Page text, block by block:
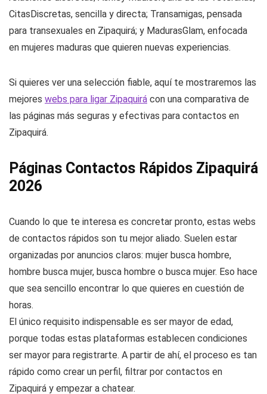
CitasDiscretas, sencilla y directa; Transamigas, pensada
para transexuales en Zipaquirá; y MadurasGlam, enfocada
en mujeres maduras que quieren nuevas experiencias.
Si quieres ver una selección fiable, aquí te mostraremos las
mejores webs para ligar Zipaquirá con una comparativa de
las páginas más seguras y efectivas para contactos en
Zipaquirá.
Páginas Contactos Rápidos Zipaquirá
2026
Cuando lo que te interesa es concretar pronto, estas webs
de contactos rápidos son tu mejor aliado. Suelen estar
organizadas por anuncios claros: mujer busca hombre,
hombre busca mujer, busca hombre o busca mujer. Eso hace
que sea sencillo encontrar lo que quieres en cuestión de
horas.
El único requisito indispensable es ser mayor de edad,
porque todas estas plataformas establecen condiciones
ser mayor para registrarte. A partir de ahí, el proceso es tan
rápido como crear un perfil, filtrar por contactos en
Zipaquirá y empezar a chatear.